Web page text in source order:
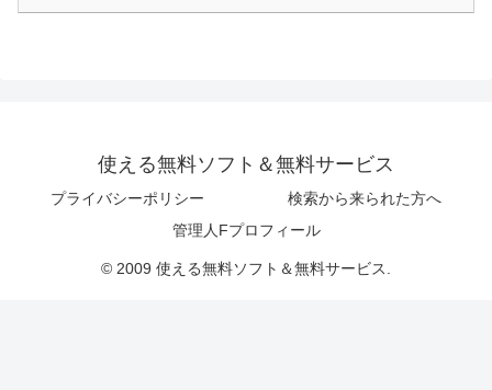
使える無料ソフト＆無料サービス
プライバシーポリシー
検索から来られた方へ
管理人Fプロフィール
© 2009 使える無料ソフト＆無料サービス.